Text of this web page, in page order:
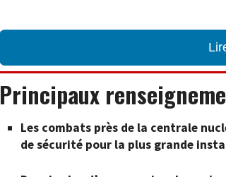
Principaux
Les combats près de la centrale
de sécurité pour la plus grande